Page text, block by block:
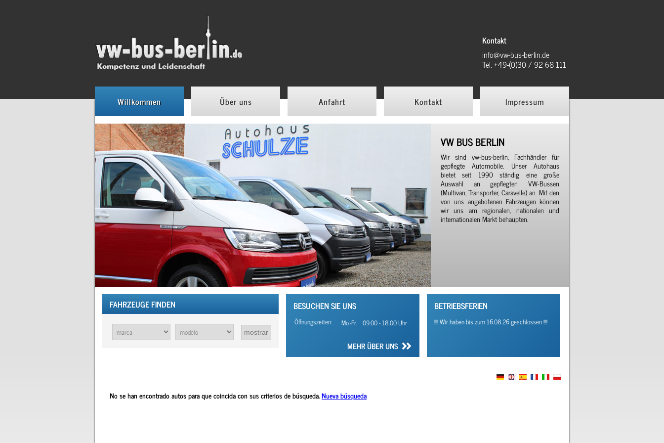
Kontakt
info@vw-bus-berlin.de
Tel. +49-(0)30 / 92 68 111
Willkommen Über uns Anfahrt Kontakt Impressum
VW BUS BERLIN
Wir sind vw-bus-berlin, Fachhändler für
gepflegte Automobile. Unser Autohaus
bietet seit 1990 ständig eine große
Auswahl an gepflegten VW-Bussen
(Multivan, Transporter, Caravelle) an. Mit den
von uns angebotenen Fahrzeugen können
wir uns am regionalen, nationalen und
internationalen Markt behaupten.
FAHRZEUGE FINDEN BESUCHEN SIE UNS
Öffnungszeiten: Mo.-Fr. 09.00 - 18.00 Uhr
MEHR ÜBER UNS
BETRIEBSFERIEN
!!!! Wir haben bis zum 16.08.26 geschlossen !!!!
No se han encontrado autos para que coincida con sus criterios de búsqueda.Nueva búsqueda